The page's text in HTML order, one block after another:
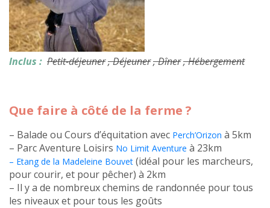
Inclus : Petit-déjeuner, Déjeuner, Dîner, Hébergement
Que faire à côté de la ferme ?
– Balade ou Cours d’équitation avec Perch’Orizon à 5km
– Parc Aventure Loisirs No Limit Aventure à 23km
– Etang de la Madeleine Bouvet (idéal pour les marcheurs,
pour courir, et pour pêcher) à 2km
– Il y a de nombreux chemins de randonnée pour tous
les niveaux et pour tous les goûts